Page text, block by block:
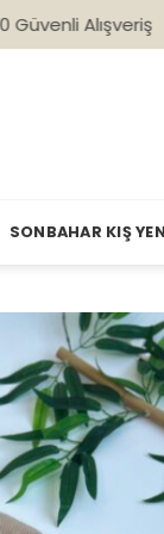
🚚
SONBAHAR KIŞ